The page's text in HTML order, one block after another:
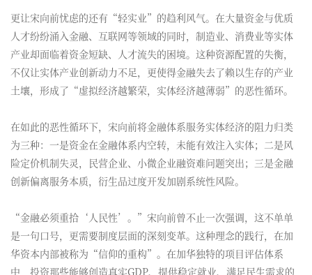
更让宋向前忧虑的还有“轻实业”的趋利风气。在大量资金与优质
人才纷纷涌入金融、互联网等领域的同时，制造业、消费业等实体
产业却面临着资金短缺、人才流失的困境。这种资源配置的失衡，
不仅让实体产业创新动力不足，更使得金融失去了赖以生存的产业
土壤，形成了“虚拟经济越繁荣，实体经济越薄弱”的恶性循环。
在如此的恶性循环下，宋向前将金融体系服务实体经济的阻力归类
为三种：一是资金在金融体系内空转，未能有效注入实体；二是风
险定价机制失灵，民营企业、小微企业融资难问题突出；三是金融
创新偏离服务本质，衍生品过度开发加剧系统性风险。
“金融必须重拾‘人民性’。”宋向前曾不止一次强调，这不单单
是一句口号，更需要制度层面的深刻变革。这种理念的践行，在加
华资本内部被称为“信仰的重构”。在加华独特的项目评估体系
中，投资那些能够创造真实GDP、提供稳定就业、满足民生需求的